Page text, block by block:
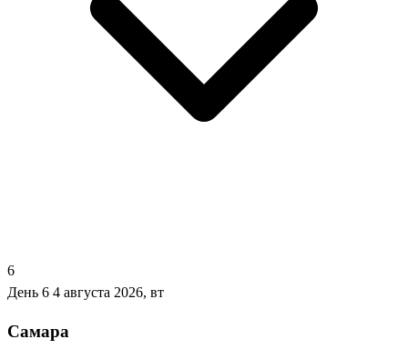
6
День 6 4 августа 2026, вт
Самара